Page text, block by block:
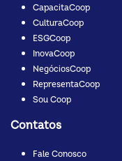
CapacitaCoop
CulturaCoop
ESGCoop
InovaCoop
NegóciosCoop
RepresentaCoop
Sou Coop
Contatos
Fale Conosco